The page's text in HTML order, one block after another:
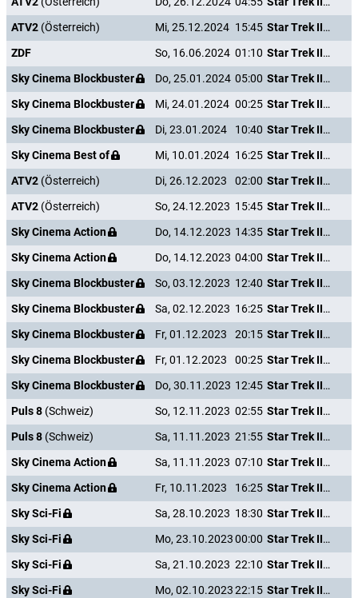
ATV2 (Österreich) Mi, 25.12.2024 15:45
Star Trek III - Auf der Suche nach Mr. Spock
ZDF
So, 16.06.2024 01:10
Star Trek III - Auf der Suche nach Mr. Spock
Sky Cinema Blockbuster
Do, 25.01.2024 05:00
Star Trek III - Auf der Suche nach Mr. Spock
Sky Cinema Blockbuster
Mi, 24.01.2024 00:25
Star Trek III - Auf der Suche nach Mr. Spock
Sky Cinema Blockbuster
Di, 23.01.2024 10:40
Star Trek III - Auf der Suche nach Mr. Spock
Sky Cinema Best of
Mi, 10.01.2024 16:25
Star Trek III - Auf der Suche nach Mr. Spock
ATV2 (Österreich) Di, 26.12.2023 02:00
Star Trek III - Auf der Suche nach Mr. Spock
ATV2 (Österreich) So, 24.12.2023 15:45
Star Trek III - Auf der Suche nach Mr. Spock
Sky Cinema Action
Do, 14.12.2023 14:35
Star Trek III - Auf der Suche nach Mr. Spock
Sky Cinema Action
Do, 14.12.2023 04:00
Star Trek III - Auf der Suche nach Mr. Spock
Sky Cinema Blockbuster
So, 03.12.2023 12:40
Star Trek III - Auf der Suche nach Mr. Spock
Sky Cinema Blockbuster
Sa, 02.12.2023 16:25
Star Trek III - Auf der Suche nach Mr. Spock
Sky Cinema Blockbuster
Fr, 01.12.2023 20:15
Star Trek III - Auf der Suche nach Mr. Spock
Sky Cinema Blockbuster
Fr, 01.12.2023 00:25
Star Trek III - Auf der Suche nach Mr. Spock
Sky Cinema Blockbuster
Do, 30.11.2023 12:45
Star Trek III - Auf der Suche nach Mr. Spock
Puls 8 (Schweiz) So, 12.11.2023 02:55
Star Trek III - Auf der Suche nach Mr. Spock
Puls 8 (Schweiz) Sa, 11.11.2023 21:55
Star Trek III - Auf der Suche nach Mr. Spock
Sky Cinema Action
Sa, 11.11.2023 07:10
Star Trek III - Auf der Suche nach Mr. Spock
Sky Cinema Action
Fr, 10.11.2023 16:25
Star Trek III - Auf der Suche nach Mr. Spock
Sky Sci-Fi
Sa, 28.10.2023 18:30
Star Trek III - Auf der Suche nach Mr. Spock
Sky Sci-Fi
Mo, 23.10.202300:00
Star Trek III - Auf der Suche nach Mr. Spock
Sky Sci-Fi
Sa, 21.10.2023 22:10
Star Trek III - Auf der Suche nach Mr. Spock
Sky Sci-Fi
Mo, 02.10.202322:15
Star Trek III - Auf der Suche nach Mr. Spock